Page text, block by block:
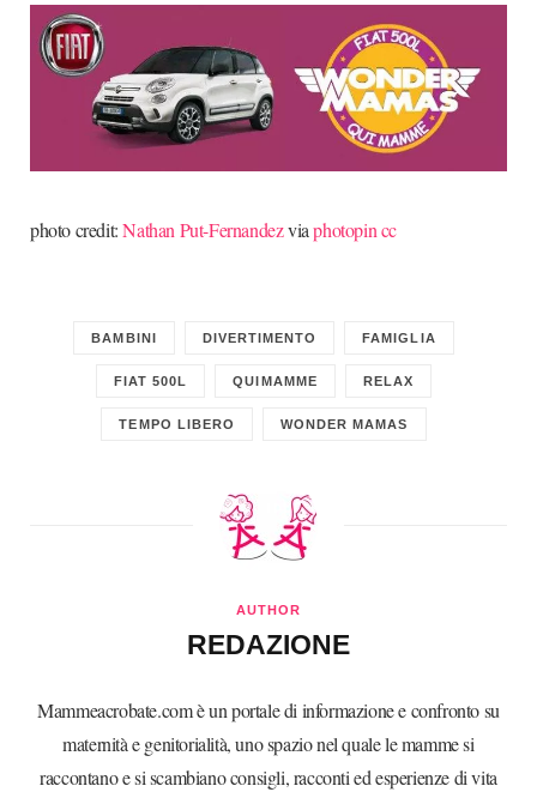
photo credit:Nathan Put-Fernandezviaphotopincc
BAMBINI DIVERTIMENTO FAMIGLIA
FIAT 500L QUIMAMME RELAX
TEMPO LIBERO WONDER MAMAS
AUTHOR
REDAZIONE
Mammeacrobate.com è un portale di informazione e confronto su
maternità e genitorialità, uno spazio nel quale le mamme si
raccontano e si scambiano consigli, racconti ed esperienze di vita